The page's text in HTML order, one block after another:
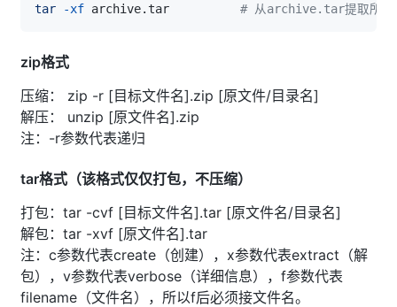
tar
-xf archive.tar # 从archive.tar提取所有
zip格式
压缩： zip -r [目标文件名].zip [原文件/目录名]
解压： unzip [原文件名].zip
注：-r参数代表递归
tar格式（该格式仅仅打包，不压缩）
打包：tar -cvf [目标文件名].tar [原文件名/目录名]
解包：tar -xvf [原文件名].tar
注：c参数代表create（创建），x参数代表extract（解
包），v参数代表verbose（详细信息），f参数代表
filename（文件名），所以f后必须接文件名。